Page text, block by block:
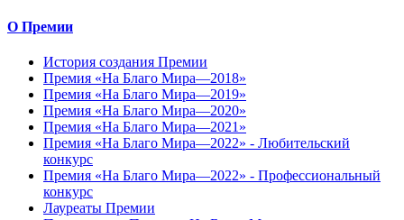
О Премии
История создания Премии
Премия «На Благо Мира—2018»
Премия «На Благо Мира—2019»
Премия «На Благо Мира—2020»
Премия «На Благо Мира—2021»
Премия «На Благо Мира—2022» - Любительский
конкурс
Премия «На Благо Мира—2022» - Профессиональный
конкурс
Лауреаты Премии